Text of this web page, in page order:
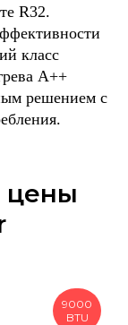
R32.
класс
А++
решением с
цены
9000
BTU